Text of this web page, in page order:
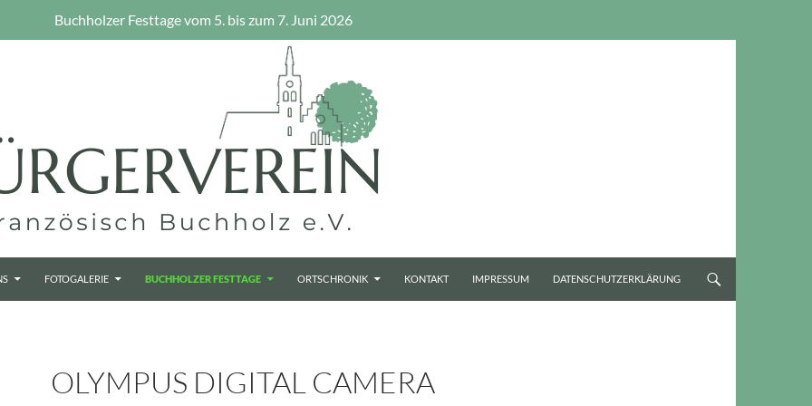
Buchholzer Festtage vom 5. bis zum 7. Juni 2026
FOTOGALERIE BUCHHOLZER FESTTAGE ORTSCHRONIK KONTAKT IMPRESSUM DATENSCHUTZERKLÄRUNG
OLYMPUS DIGITAL CAMERA